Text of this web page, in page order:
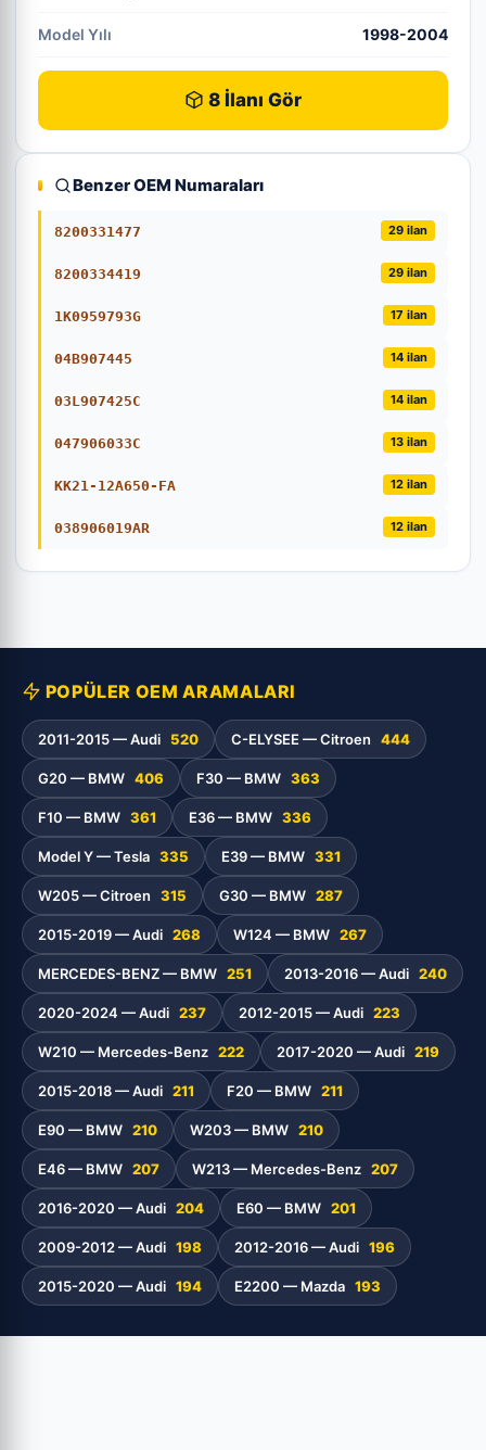
Model Yılı 1998-2004
8 İlanı Gör
Benzer OEM Numaraları
8200331477 29 ilan
8200334419 29 ilan
1K0959793G 17 ilan
04B907445 14 ilan
03L907425C 14 ilan
047906033C 13 ilan
KK21-12A650-FA 12 ilan
038906019AR 12 ilan
POPÜLER OEM ARAMALARI
2011-2015 — Audi 520 C-ELYSEE — Citroen 444
G20 — BMW 406 F30 — BMW 363
F10 — BMW 361 E36 — BMW 336
Model Y — Tesla 335 E39 — BMW 331
W205 — Citroen 315 G30 — BMW 287
2015-2019 — Audi 268 W124 — BMW 267
MERCEDES-BENZ — BMW 251 2013-2016 — Audi 240
2020-2024 — Audi 237 2012-2015 — Audi 223
W210 — Mercedes-Benz 222 2017-2020 — Audi 219
2015-2018 — Audi 211 F20 — BMW 211
E90 — BMW 210 W203 — BMW 210
E46 — BMW 207 W213 — Mercedes-Benz 207
2016-2020 — Audi 204 E60 — BMW 201
2009-2012 — Audi 198 2012-2016 — Audi 196
2015-2020 — Audi 194 E2200 — Mazda 193